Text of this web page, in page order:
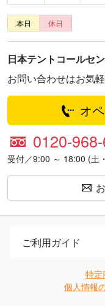
本日 休日
日本テントコールセ
お問い合わせはお気
オ
0120-968-
受付／9:00 ～ 18:00 (土
ご利用ガイド
特定
個人情報